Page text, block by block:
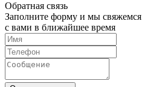
Обратная связь
Заполните форму и мы свяжемся
с вами в ближайшее время